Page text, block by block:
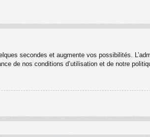
secondes et augmente vos possibilités.
de nos conditions d’utilisation et de notre